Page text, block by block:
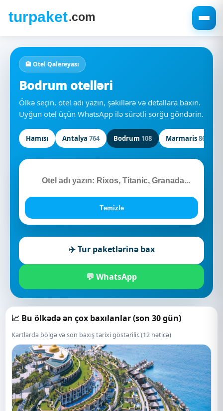
🏨 Otel Qalereyası
Bodrum otelləri
Ölkə seçin, otel adı yazın, şəkillərə və detallara baxın.
Uyğun otel üçün WhatsApp ilə sürətli sorğu göndərin.
Hamısı Antalya 764 Bodrum 108 Marmaris86
Təmizlə
✈️ Tur paketlərinə bax
💬 WhatsApp
📈 Bu ölkədə ən çox baxılanlar (son 30 gün)
Kartlarda bölgə və son baxış tarixi göstərilir. (12 nəticə)